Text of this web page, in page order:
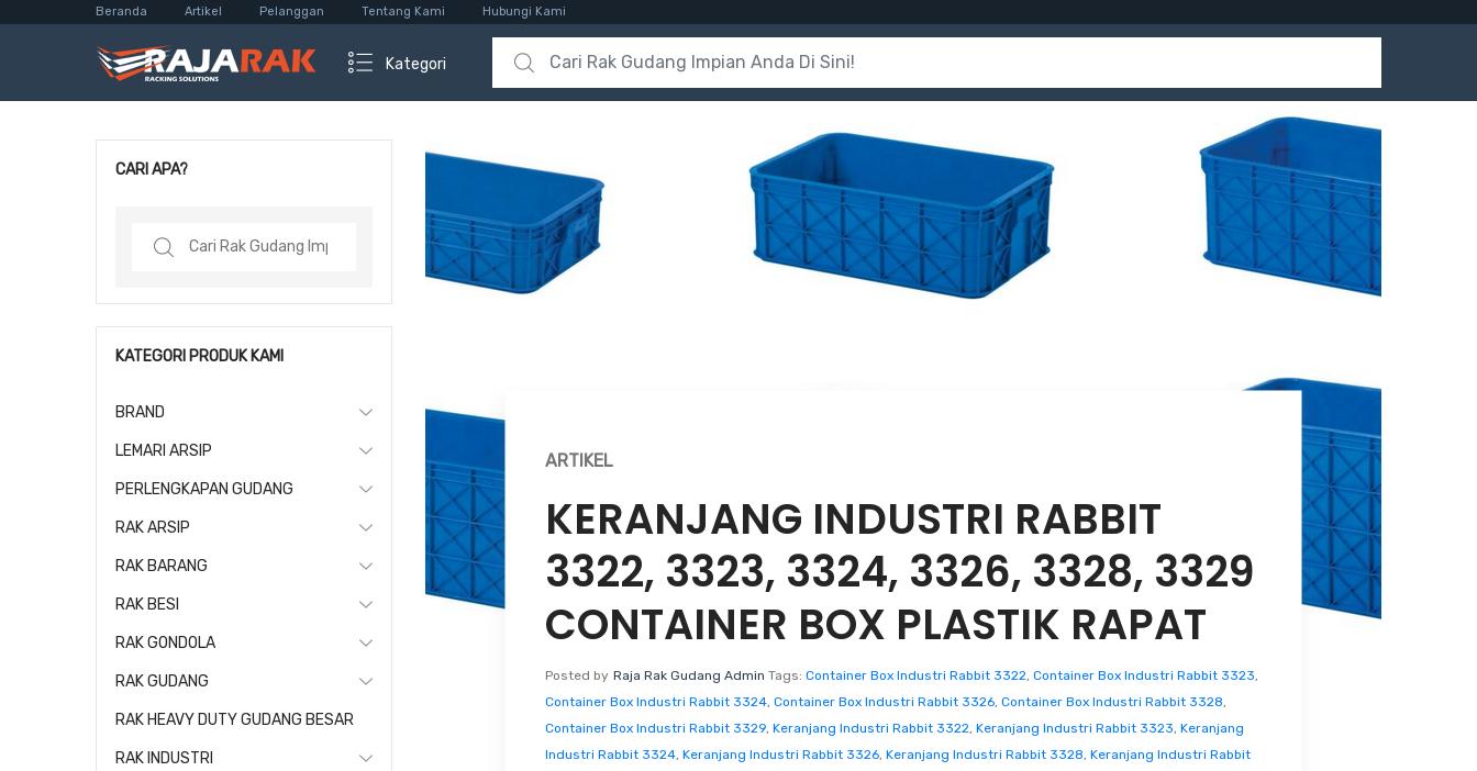
Beranda Artikel Pelanggan Tentang Kami Hubungi Kami
Kategori
Search for:
ARTIKEL
KERANJANG INDUSTRI RABBIT
3322, 3323, 3324, 3326, 3328, 3329
CONTAINER BOX PLASTIK RAPAT
Posted by Raja Rak Gudang Admin Tags: Container Box Industri Rabbit 3322 Container Box Industri Rabbit 3323
Container Box Industri Rabbit 3324, Container Box Industri Rabbit 3326, Container Box Industri Rabbit 3328
Container Box Industri Rabbit 3329, Keranjang Industri Rabbit 3322 Keranjang Industri Rabbit 3323 Keranjang
Industri Rabbit 3324, Keranjang Industri Rabbit 3326, Keranjang Industri Rabbit 3328 Keranjang Industri Rabbit
CARI APA?
Search
KATEGORI PRODUK KAMI
BRAND
LEMARI ARSIP
PERLENGKAPAN GUDANG
RAK ARSIP
RAK BARANG
RAK BESI
RAK GONDOLA
RAK GUDANG
RAK HEAVY DUTY GUDANG BESAR
RAK INDUSTRI